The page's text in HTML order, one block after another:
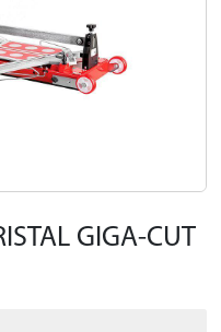
GIGA-CUT